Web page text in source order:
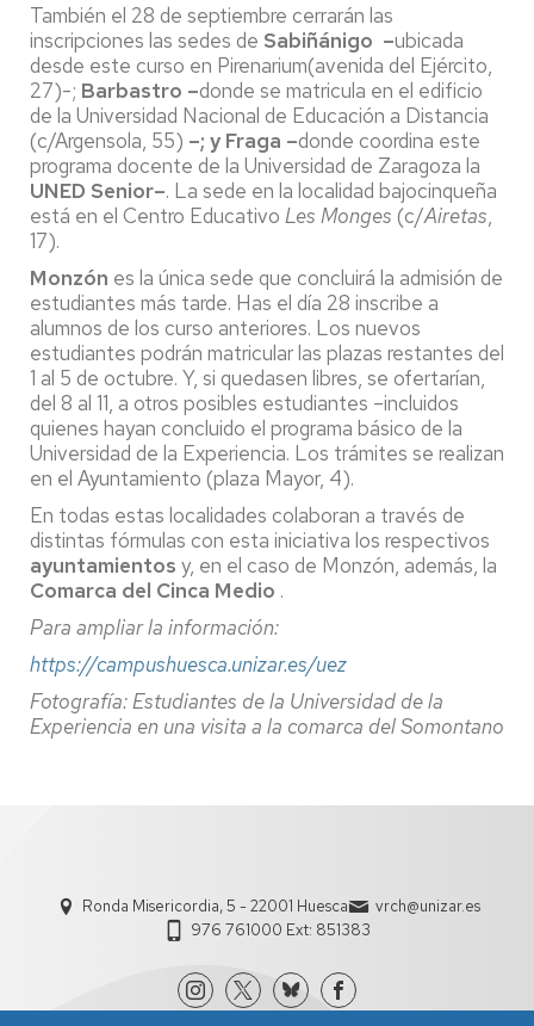
También el 28 de septiembre cerrarán las
inscripciones las sedes de Sabiñánigo –ubicada
desde este curso en Pirenarium(avenida del Ejército,
27)-; Barbastro –donde se matricula en el edificio
de la Universidad Nacional de Educación a Distancia
(c/Argensola, 55) –; y Fraga –donde coordina este
programa docente de la Universidad de Zaragoza la
UNED Senior–. La sede en la localidad bajocinqueña
está en el Centro Educativo Les Monges (c/Airetas,
17).
Monzón es la única sede que concluirá la admisión de
estudiantes más tarde. Has el día 28 inscribe a
alumnos de los curso anteriores. Los nuevos
estudiantes podrán matricular las plazas restantes del
1 al 5 de octubre. Y, si quedasen libres, se ofertarían,
del 8 al 11, a otros posibles estudiantes –incluidos
quienes hayan concluido el programa básico de la
Universidad de la Experiencia. Los trámites se realizan
en el Ayuntamiento (plaza Mayor, 4).
En todas estas localidades colaboran a través de
distintas fórmulas con esta iniciativa los respectivos
ayuntamientos y, en el caso de Monzón, además, la
Comarca del Cinca Medio .
Para ampliar la información:
https://campushuesca.unizar.es/uez
Fotografía: Estudiantes de la Universidad de la
Experiencia en una visita a la comarca del Somontano
Ronda Misericordia, 5 - 22001 Huesca
vrch@unizar.es
976 761000 Ext: 851383